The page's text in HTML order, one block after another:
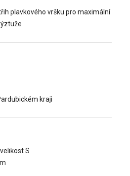
plavkového vršku pro maximální
kraji
S